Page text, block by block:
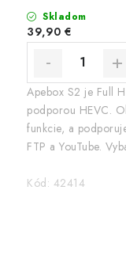
Skladom
39,90 €
Apebox S2 je Full
podporou HEVC.
funkcie, a
FTP a YouTube.
Kód: 42414